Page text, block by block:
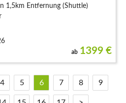
1,5km Entfernung (Shuttle)
ab 1399 €
4 5 6 7 8 9